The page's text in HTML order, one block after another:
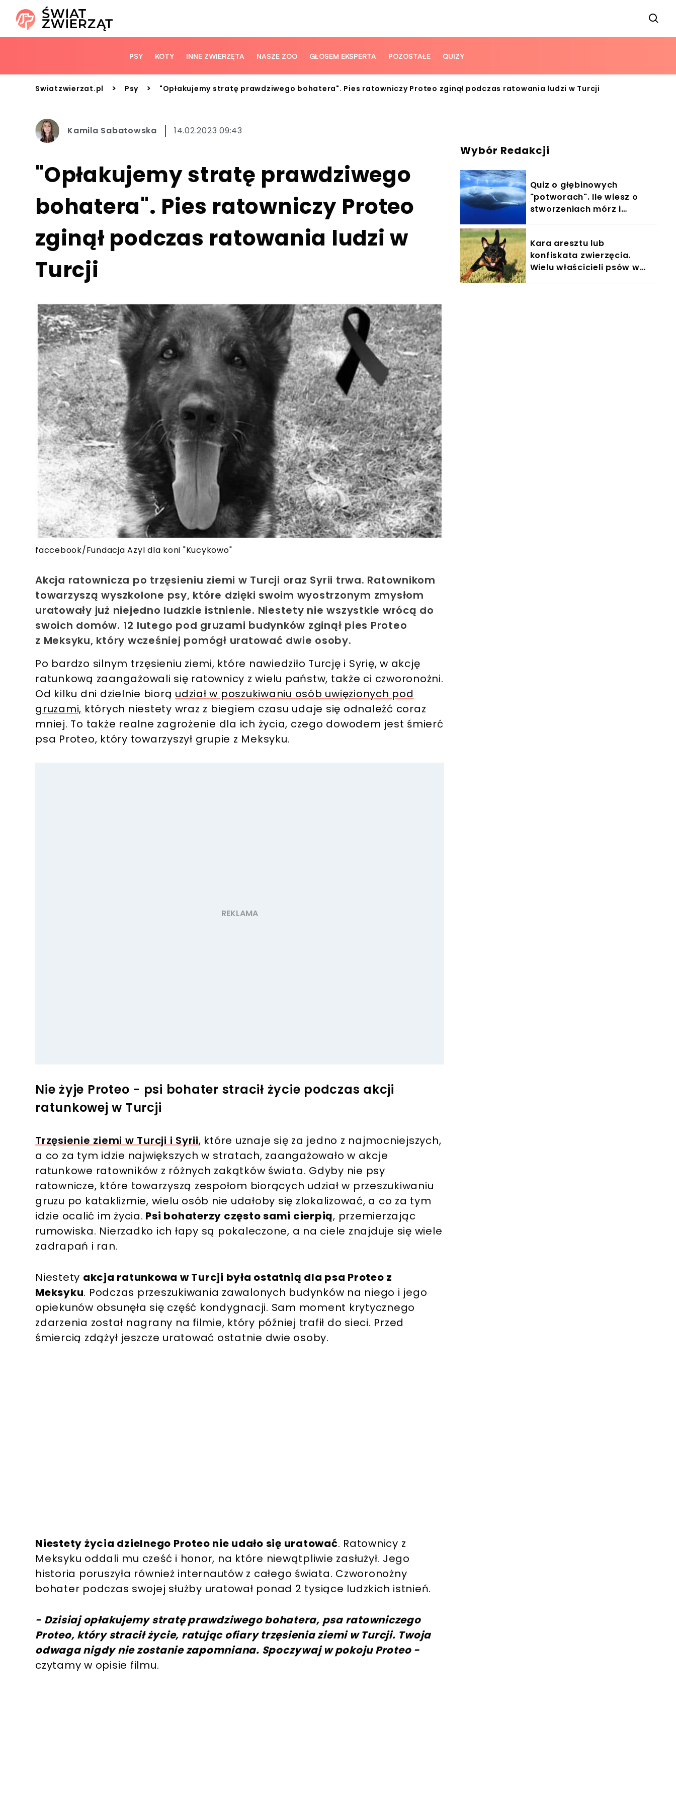
PSY KOTY INNE ZWIERZĘTA NASZE ZOO GŁOSEM EKSPERTA POZOSTAŁE QUIZY
Swiatzwierzat.pl > Psy > "Opłakujemy stratę prawdziwego bohatera". Pies ratowniczy Proteo zginął podczas ratowania ludzi w Turcji
Kamila Sabatowska 14.02.2023 09:43
"Opłakujemy stratę prawdziwego
bohatera". Pies ratowniczy Proteo
zginął podczas ratowania ludzi w
Turcji
faccebook/Fundacja Azyl dla koni "Kucykowo"
Akcja ratownicza po trzęsieniu ziemi w Turcji oraz Syrii trwa. Ratownikom
towarzyszą wyszkolone psy, które dzięki swoim wyostrzonym zmysłom
uratowały już niejedno ludzkie istnienie. Niestety nie wszystkie wrócą do
swoich domów. 12 lutego pod gruzami budynków zginął pies Proteo
z Meksyku, który wcześniej pomógł uratować dwie osoby.
Po bardzo silnym trzęsieniu ziemi, które nawiedziło Turcję i Syrię, w akcję
ratunkową zaangażowali się ratownicy z wielu państw, także ci czworonożni.
Od kilku dni dzielnie biorą udział w poszukiwaniu osób uwięzionych pod
gruzami, których niestety wraz z biegiem czasu udaje się odnaleźć coraz
mniej. To także realne zagrożenie dla ich życia, czego dowodem jest śmierć
psa Proteo, który towarzyszył grupie z Meksyku.
Nie żyje Proteo - psi bohater stracił życie podczas akcji
ratunkowej w Turcji
Trzęsienie ziemi w Turcji i Syrii, które uznaje się za jedno z najmocniejszych,
a co za tym idzie największych w stratach, zaangażowało w akcje
ratunkowe ratowników z różnych zakątków świata. Gdyby nie psy
ratownicze, które towarzyszą zespołom biorących udział w przeszukiwaniu
gruzu po kataklizmie, wielu osób nie udałoby się zlokalizować, a co za tym
idzie ocalić im życia. Psi bohaterzy często sami cierpią, przemierzając
rumowiska. Nierzadko ich łapy są pokaleczone, a na ciele znajduje się wiele
zadrapań i ran.
Niestety akcja ratunkowa w Turcji była ostatnią dla psa Proteo z
Meksyku. Podczas przeszukiwania zawalonych budynków na niego i jego
opiekunów obsunęła się część kondygnacji. Sam moment krytycznego
zdarzenia został nagrany na filmie, który później trafił do sieci. Przed
śmiercią zdążył jeszcze uratować ostatnie dwie osoby.
Niestety życia dzielnego Proteo nie udało się uratować. Ratownicy z
Meksyku oddali mu cześć i honor, na które niewątpliwie zasłużył. Jego
historia poruszyła również internautów z całego świata. Czworonożny
bohater podczas swojej służby uratował ponad 2 tysiące ludzkich istnień.
- Dzisiaj opłakujemy stratę prawdziwego bohatera, psa ratowniczego
Proteo, który stracił życie, ratując ofiary trzęsienia ziemi w Turcji. Twoja
odwaga nigdy nie zostanie zapomniana. Spoczywaj w pokoju Proteo -
czytamy w opisie filmu.
Wybór Redakcji
Quiz o głębinowych
"potworach". Ile wiesz o
stworzeniach mórz i
Kara aresztu lub
konfiskata zwierzęcia.
Wielu właścicieli psów w